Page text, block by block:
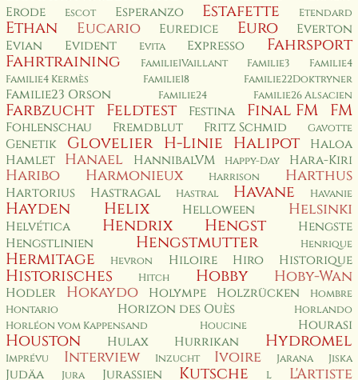
Erode
Escot Esperanzo Estafette Etendard
Ethan Eucario Euredice Euro
Everton
Evian
Evident Evita Expresso
Fahrsport
Fahrtraining
Familie1Vaillant Familie3
Familie4
Familie4 Kermès
Familie18 Familie22Doktryner
Familie23 Orson Familie24 Familie26 Alsacien
Farbzucht Feldtest Festina Final FM FM
Fohlenschau Fremdblut Fritz Schmid Gavotte
Genetik Glovelier H-Linie Halipot
Haloa
Hamlet
Hanael HannibalVM Happy-Day Hara-Kiri
Haribo Harmonieux Harrison Harthus
Hartorius Hastragal Hastral Havane Havanie
Hayden Helix Helloween Helsinki
Helvética Hendrix Hengst
Hengste
Hengstlinien
Hengstmutter Henrique
Hermitage Hevron Hiloire Hiro Historique
Historisches Hitch Hobby Hoby-Wan
Hodler Hokaydo Holympe Holzrücken
Hombre
Hontario
Horizon des Ouès
Horlando
Horléon vom Kappensand
Houcine Hourasi
Houston Hulax Hurrikan Hydromel
Imprévu Interview Inzucht Ivoire Jarana Jiska
Judäa Jura Jurassien Kutsche L
L'Artiste